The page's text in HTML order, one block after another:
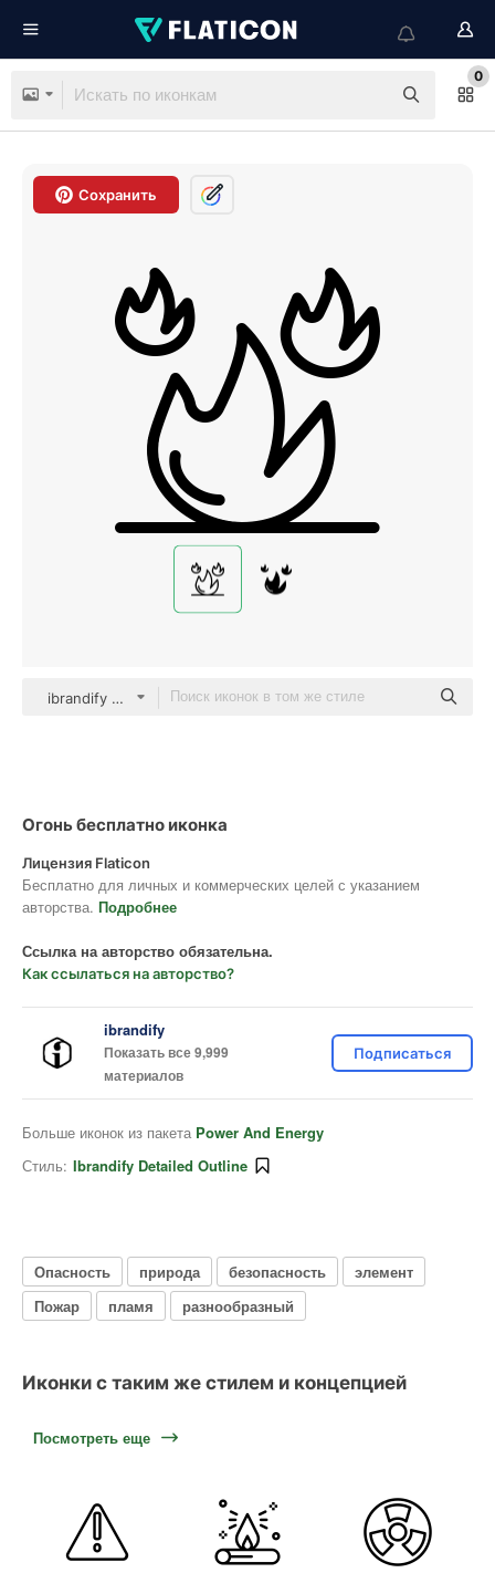
0
Сохранить
ibrandify Detailed Outline
Огонь бесплатно иконка
Лицензия Flaticon
Бесплатно для личных и коммерческих целей с указанием
авторства. Подробнее
Ссылка на авторство обязательна.
Как ссылаться на авторство?
ibrandify
Показать все 9,999
материалов
Подписаться
Больше иконок из пакета Power And Energy
Стиль: Ibrandify Detailed Outline
Опасность природа безопасность
элемент
Пожар
пламя разнообразный
Иконки с таким же стилем и концепцией
Посмотреть еще